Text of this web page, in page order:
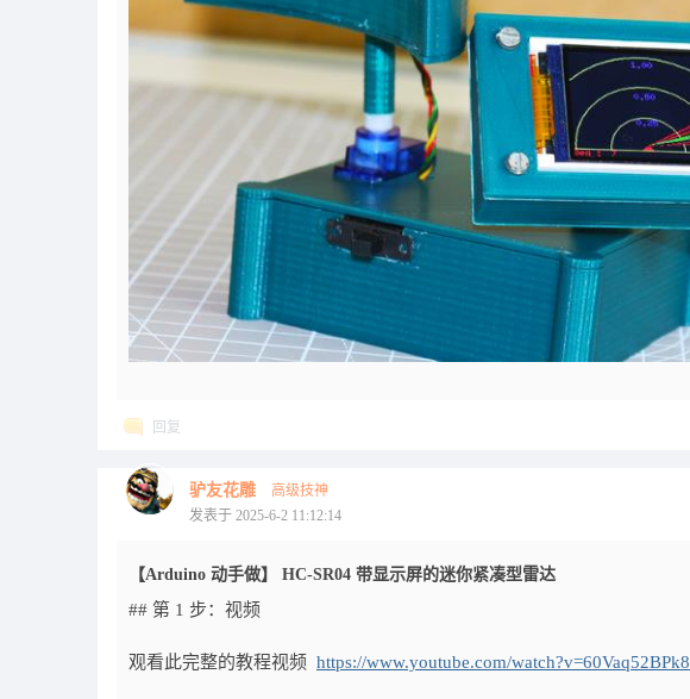
回复
驴友花雕
高级技神
发表于 2025-6-2 11:12:14
【Arduino 动手做】 HC-SR04 带显示屏的迷你紧凑型雷达
## 第 1 步：视频
观看此完整的教程视频 https://www.youtube.com/watch?v=60Vaq52BPk8